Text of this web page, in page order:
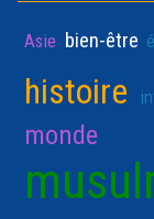
Asie bien-être
histoire
monde